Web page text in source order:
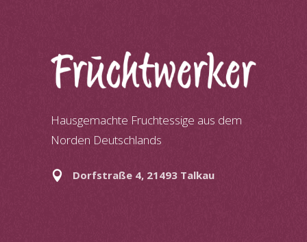
Hausgemachte Fruchtessige aus dem
Norden Deutschlands
Dorfstraße 4, 21493 Talkau